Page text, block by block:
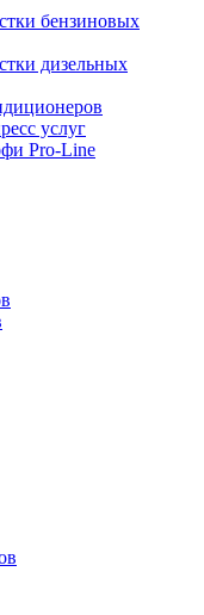
бензиновых
дизельных
услуг
Pro-Line